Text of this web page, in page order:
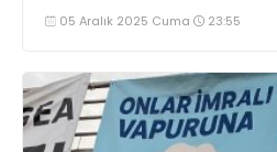
05 Aralık 2025 Cuma 23:55